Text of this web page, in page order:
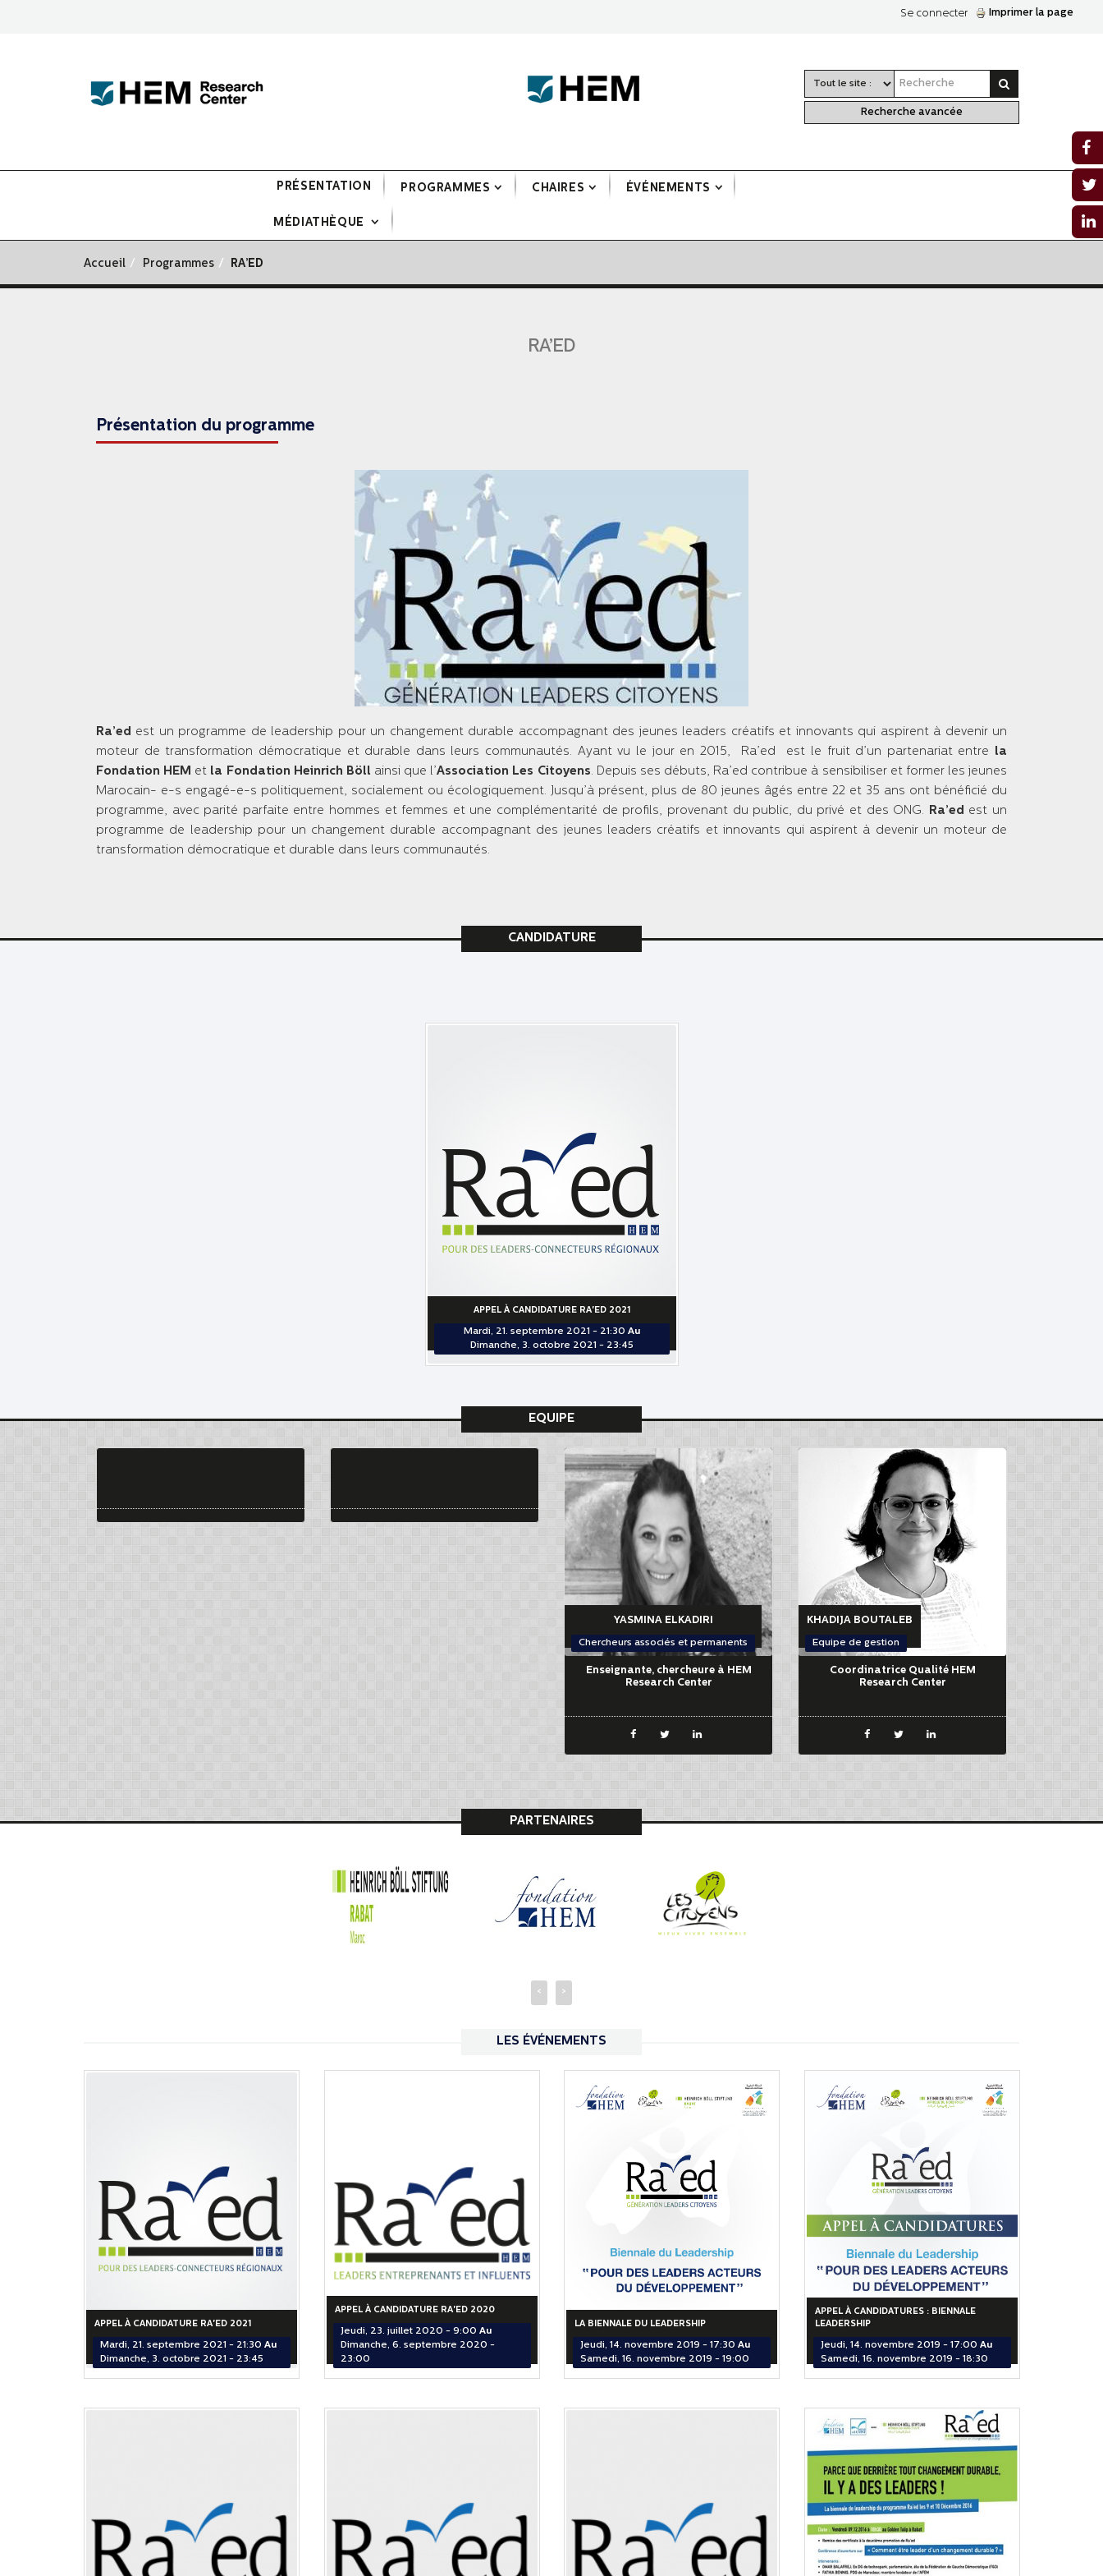
Se connecter Imprimer la page
Recherche avancée
PRÉSENTATION PROGRAMMES CHAIRES ÉVÉNEMENTS
MÉDIATHÈQUE
Accueil Programmes RA’ED
RA’ED
Présentation du programme
Ra’ed est un programme de leadership pour un changement durable accompagnant des jeunes leaders créatifs et innovants qui aspirent à devenir un
moteur de transformation démocratique et durable dans leurs communautés. Ayant vu le jour en 2015, Ra’ed est le fruit d’un partenariat entre la
Fondation HEM et la Fondation Heinrich Böll ainsi que l’Association Les Citoyens. Depuis ses débuts, Ra’ed contribue à sensibiliser et former les jeunes
Marocain- e-s engagé-e-s politiquement, socialement ou écologiquement. Jusqu’à présent, plus de 80 jeunes âgés entre 22 et 35 ans ont bénéficié du
programme, avec parité parfaite entre hommes et femmes et une complémentarité de profils, provenant du public, du privé et des ONG. Ra’ed est un
programme de leadership pour un changement durable accompagnant des jeunes leaders créatifs et innovants qui aspirent à devenir un moteur de
transformation démocratique et durable dans leurs communautés.
CANDIDATURE
APPEL À CANDIDATURE RA'ED 2021
Mardi, 21. septembre 2021 - 21:30 Au
Dimanche, 3. octobre 2021 - 23:45
EQUIPE
YASMINA ELKADIRI
Chercheurs associés et permanents
Enseignante, chercheure à HEM
Research Center
KHADIJA BOUTALEB
Equipe de gestion
Coordinatrice Qualité HEM
Research Center
PARTENAIRES
< >
LES ÉVÉNEMENTS
APPEL À CANDIDATURE RA'ED 2021
Mardi, 21. septembre 2021 - 21:30 Au
Dimanche, 3. octobre 2021 - 23:45
APPEL À CANDIDATURE RA'ED 2020
Jeudi, 23. juillet 2020 - 9:00 Au
Dimanche, 6. septembre 2020 -
23:00
LA BIENNALE DU LEADERSHIP
Jeudi, 14. novembre 2019 - 17:30 Au
Samedi, 16. novembre 2019 - 19:00
APPEL À CANDIDATURES : BIENNALE
LEADERSHIP
Jeudi, 14. novembre 2019 - 17:00 Au
Samedi, 16. novembre 2019 - 18:30